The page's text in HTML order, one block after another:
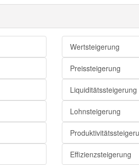
Zunahme
Ausuferung
Ausweitung
Zuspitzung
Verstärkung
Verschärfung
Wertsteigerung
Preissteigerung
Liquiditätssteigerung
Lohnsteigerung
Effizienzsteigerung